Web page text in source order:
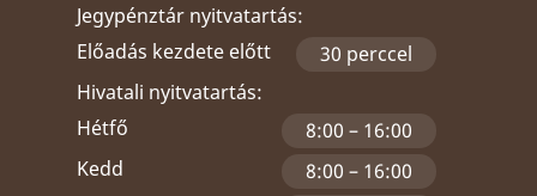
Jegypénztár nyitvatartás:
Előadás kezdete előtt
30 perccel
Hivatali nyitvatartás:
Hétfő
8:00 – 16:00
Kedd
8:00 – 16:00